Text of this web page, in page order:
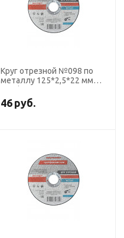
Круг отрезной №098 по
металлу 125*2,5*22 мм
тип 41
46 руб.